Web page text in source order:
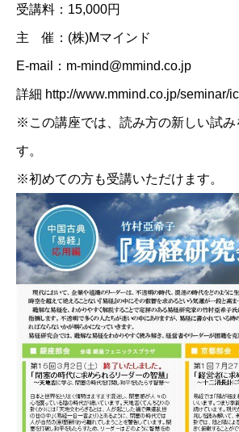
受講料：15,000円
主 催：(株)Mマインド
E-mail：m-mind@mmind.co.jp
詳細 ​ http://www.mmind.co.jp/seminar/
※この講座では、読み方の新しい試み
す。
※初めての方も受講いただけます。